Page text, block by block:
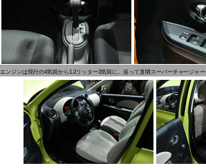
エンジンは現行の4気筒から1.2リッター3気筒に。追って直噴スーパーチャージャ